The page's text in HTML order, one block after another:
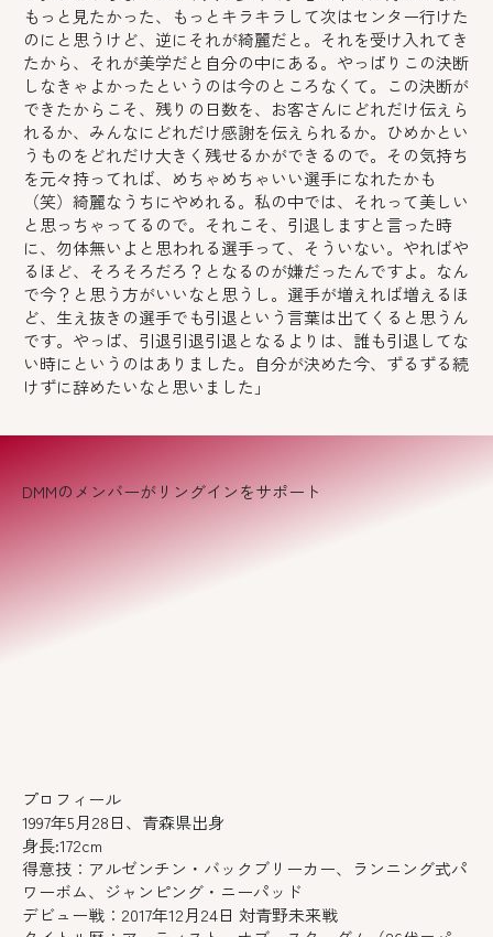
プロフィール
1997年5月28日、青森県出身
身長:172cm
得意技：アルゼンチン・バックブリーカー、ランニング式パ
ワーボム、ジャンピング・ニーパッド
デビュー戦：2017年12月24日 対青野未来戦
もっと見たかった、もっとキラキラして次はセンター行けた
のにと思うけど、逆にそれが綺麗だと。それを受け入れてき
たから、それが美学だと自分の中にある。やっぱりこの決断
しなきゃよかったというのは今のところなくて。この決断が
できたからこそ、残りの日数を、お客さんにどれだけ伝えら
れるか、みんなにどれだけ感謝を伝えられるか。ひめかとい
うものをどれだけ大きく残せるかができるので。その気持ち
を元々持ってれば、めちゃめちゃいい選手になれたかも
（笑）綺麗なうちにやめれる。私の中では、それって美しい
と思っちゃってるので。それこそ、引退しますと言った時
に、勿体無いよと思われる選手って、そういない。やればや
るほど、そろそろだろ？となるのが嫌だったんですよ。なん
で今？と思う方がいいなと思うし。選手が増えれば増えるほ
ど、生え抜きの選手でも引退という言葉は出てくると思うん
です。やっぱ、引退引退引退となるよりは、誰も引退してな
い時にというのはありました。自分が決めた今、ずるずる続
けずに辞めたいなと思いました」
DMMのメンバーがリングインをサポート